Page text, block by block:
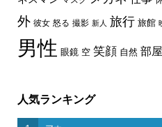
外 彼女 怒る 撮影 新人 旅行 旅館
男性 眼鏡 空 笑顔 自然 部屋
人気ランキング